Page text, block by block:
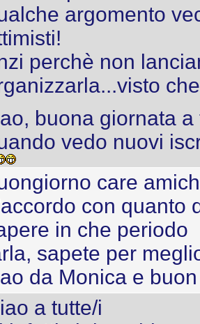
argomento
perchè non
buona giornata
vedo nuovi
care
con quanto
in che periodo
sapete per
da Monica e
a tutte/i